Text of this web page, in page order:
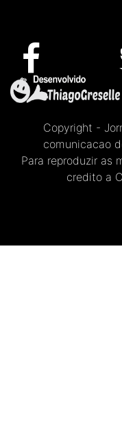
Copyright -
comunicacao
Para reproduzir as
credito a